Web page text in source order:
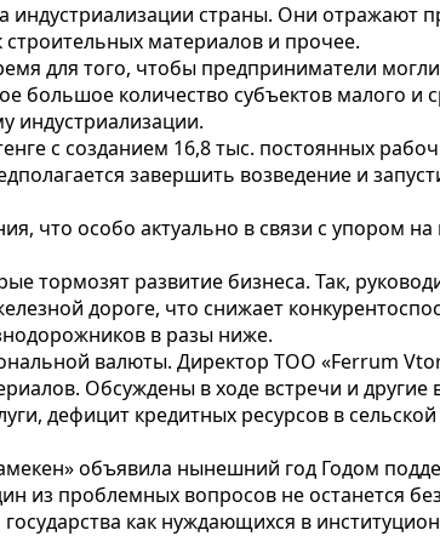
индустриализации страны. Они отражают
материалов и прочее.
для того, чтобы предприниматели
количество субъектов малого и
индустриализации.
с созданием 16,8 тыс. постоянных
завершить возведение и
что особо актуально в связи с упором
тормозят развитие бизнеса. Так,
дороге, что снижает
в разы ниже.
валюты. Директор ТОО «Ferrum
Обсуждены в ходе встречи и
дефицит кредитных ресурсов в сельской
объявила нынешний год Годом
из проблемных вопросов не останется
как нуждающихся в